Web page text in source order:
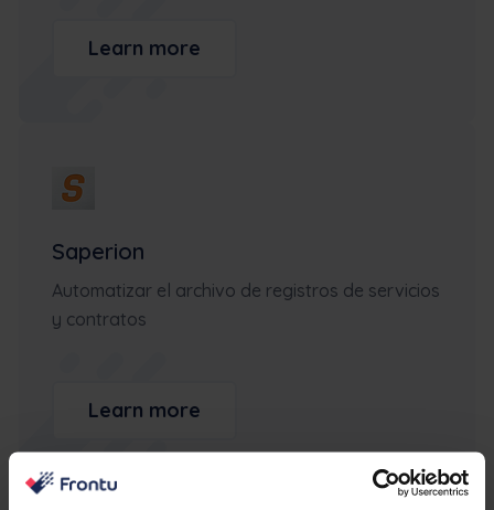
Learn more
Saperion
Automatizar el archivo de registros de servicios
y contratos
Learn more